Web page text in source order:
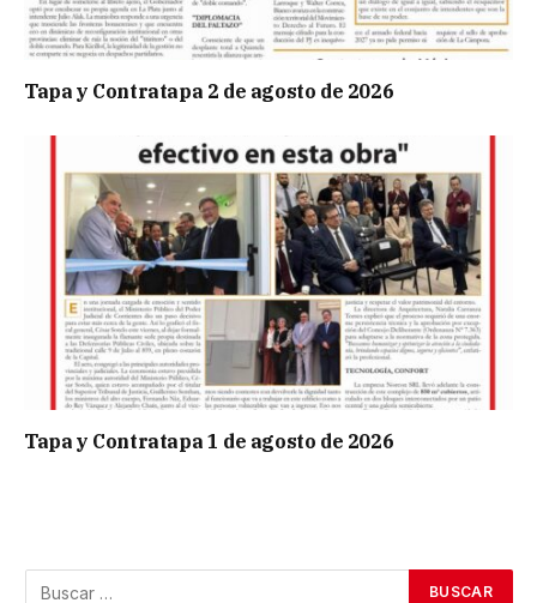
Tapa y Contratapa 2 de agosto de 2026
Tapa y Contratapa 1 de agosto de 2026